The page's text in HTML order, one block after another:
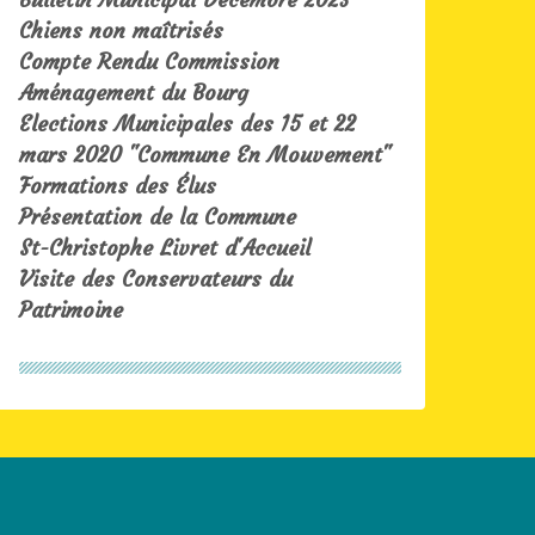
Chiens non maîtrisés
Compte Rendu Commission
Aménagement du Bourg
Elections Municipales des 15 et 22
mars 2020 "Commune En Mouvement"
Formations des Élus
Présentation de la Commune
St-Christophe Livret d'Accueil
Visite des Conservateurs du
Patrimoine